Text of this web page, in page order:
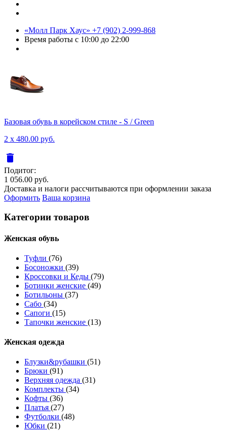
«Молл Парк Хаус» +7 (902) 2-999-868
Время работы с 10:00 до 22:00
Базовая обувь в корейском стиле - S / Green
2 x 480.00 руб.
delete
Подитог:
1 056.00 руб.
Доставка и налоги рассчитываются при оформлении заказа
Оформить Ваша корзина
Категории товаров
Женcкая обувь
Туфли (76)
Босоножки (39)
Кроссовки и Кеды (79)
Ботинки женские (49)
Ботильоны (37)
Сабо (34)
Сапоги (15)
Тапочки женские (13)
Женская одежда
Блузки&рубашки (51)
Брюки (91)
Верхняя одежда (31)
Комплекты (34)
Кофты (36)
Платья (27)
Футболки (48)
Юбки (21)